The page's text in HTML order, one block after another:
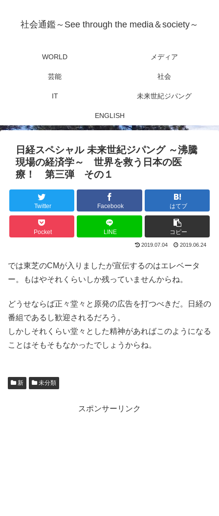
社会通鑑～See through the media＆society～
WORLD メディア
芸能 社会
IT 未来世紀ジパング
ENGLISH
日経スペシャル 未来世紀ジパング ～沸騰
現場の経済学～ 世界を救う日本の医
療！ 第三弾 その１
Twitter Facebook はてブ
Pocket LINE コピー
2019.07.04 2019.06.24
では東芝のCMが入りましたが宣伝するのはエレベータ
ー。もはやそれくらいしか残っていませんからね。
どうせならば正々堂々と原発の広告を打つべきだ。日経の
番組であるし歓迎されるだろう。
しかしそれくらい堂々とした精神があればこのようになる
ことはそもそもなかったでしょうからね。
新 未分類
スポンサーリンク